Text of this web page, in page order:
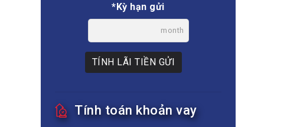
*Kỳ hạn gửi
month
TÍNH LÃI TIỀN GỬI
Tính toán khoản vay